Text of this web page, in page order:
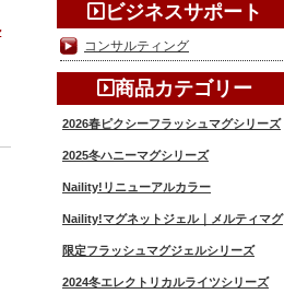
ビジネスサポート
コンサルティング
商品カテゴリー
2026春ピクシーフラッシュマグシリーズ
2025冬ハニーマグシリーズ
Naility!リニューアルカラー
Naility!マグネットジェル｜メルティマグ
限定フラッシュマグジェルシリーズ
2024冬エレクトリカルライツシリーズ